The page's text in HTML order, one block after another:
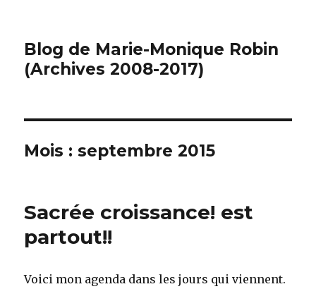
Blog de Marie-Monique Robin
(Archives 2008-2017)
Mois : septembre 2015
Sacrée croissance! est
partout!!
Voici mon agenda dans les jours qui viennent.